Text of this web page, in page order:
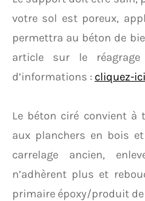
votre sol est poreux,
permettra au béton de
article sur le
d’informations : cliquez-ici
Le béton ciré convient
aux planchers en bois
carrelage ancien,
n’adhèrent plus et
primaire époxy/produit